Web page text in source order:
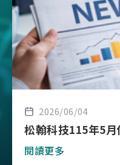
2026/06/04
松翰科技115年5
閱讀更多